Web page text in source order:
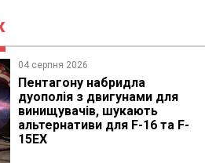
04 серпня 2026
Пентагону набридла
дуополія з двигунами для
винищувачів, шукають
альтернативи для F-16 та F-
15EX